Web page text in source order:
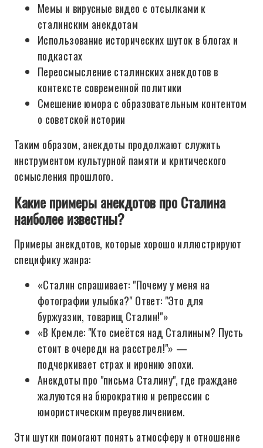
Мемы и вирусные видео с отсылками к
сталинским анекдотам
Использование исторических шуток в блогах и
подкастах
Переосмысление сталинских анекдотов в
контексте современной политики
Смешение юмора с образовательным контентом
о советской истории
Таким образом, анекдоты продолжают служить
инструментом культурной памяти и критического
осмысления прошлого.
Какие примеры анекдотов про Сталина
наиболее известны?
Примеры анекдотов, которые хорошо иллюстрируют
специфику жанра:
«Сталин спрашивает: "Почему у меня на
фотографии улыбка?" Ответ: "Это для
буржуазии, товарищ Сталин!"»
«В Кремле: "Кто смеётся над Сталиным? Пусть
стоит в очереди на расстрел!"» —
подчеркивает страх и иронию эпохи.
Анекдоты про "письма Сталину", где граждане
жалуются на бюрократию и репрессии с
юмористическим преувеличением.
Эти шутки помогают понять атмосферу и отношение